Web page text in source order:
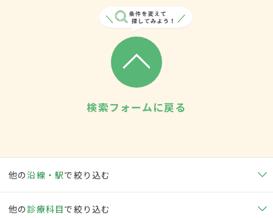
検索フォームに戻る
他の沿線・駅で絞り込む
他の 診療科目で絞り込む